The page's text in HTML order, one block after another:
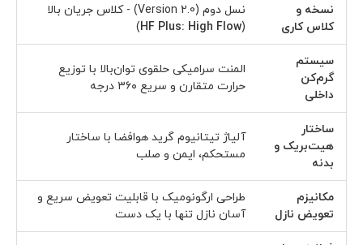
نسخه و
کلاس کاری
نسل دوم (Version 2.0) - کلاس جریان بالا
(
HF Plus: High Flow
)
سیستم
گرم‌کن
داخلی
المنت سرامیکی حلقوی توان‌بالا با توزیع
حرارت متقارن و سریع ۳۶۰ درجه
ساختار
هیت‌بریک و
بدنه
آلیاژ تیتانیوم گرید هوافضا با ساختار
مستحکم، ایمن و صلب
مکانیزم
تعویض نازل
طراحی ارگونومیک با قابلیت تعویض سریع و
آسان نازل تنها با یک دست